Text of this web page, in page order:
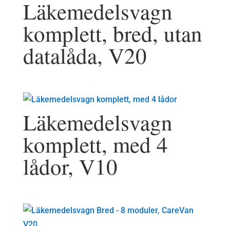
Läkemedelsvagn
komplett, bred, utan
datalåda, V20
Läkemedelsvagn
komplett, med 4
lådor, V10